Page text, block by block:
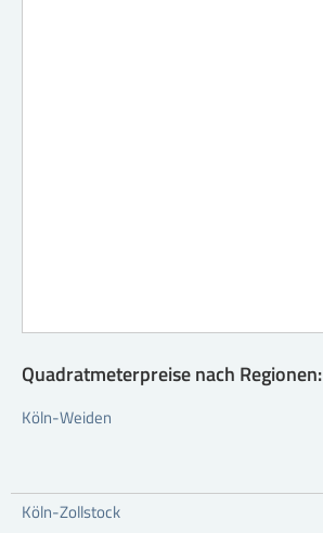
Quadratmeterpreise nach Regionen:
Köln-Weiden
Köln-Zollstock